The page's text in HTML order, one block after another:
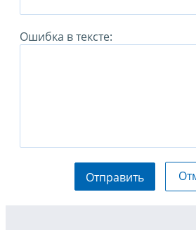
Ошибка в тексте:
Отправить